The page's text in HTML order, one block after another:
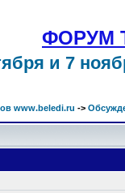
ФОРУМ
и 7
www.beledi.ru ->